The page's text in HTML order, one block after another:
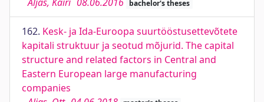
bachelor's theses
162. Kesk- ja Ida-Euroopa suurtööstusettevõtete
kapitali struktuur ja seotud mõjurid. The capital
structure and related factors in Central and
Eastern European large manufacturing
companies